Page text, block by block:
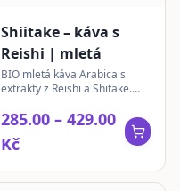
Shiitake – káva s
Reishi | mletá
BIO mletá káva Arabica s
extrakty z Reishi a Shitake.
čokolády a vlašských ořechů.
285.00 – 429.00
Kč